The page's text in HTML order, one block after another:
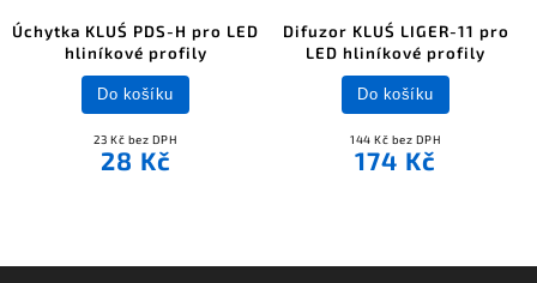
Úchytka KLUŚ PDS-H pro LED
hliníkové profily
23 Kč bez DPH
28 Kč
Do košíku
Difuzor KLUŚ LIGER-11 pro
LED hliníkové profily
144 Kč bez DPH
174 Kč
Do košíku